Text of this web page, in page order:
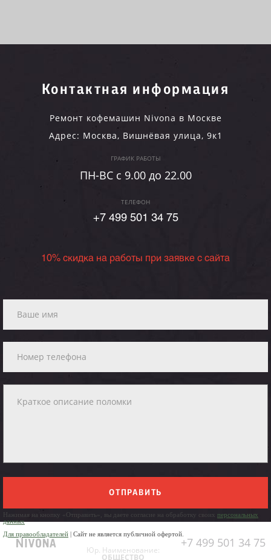
Контактная информация
Ремонт кофемашин Nivona в Москве
Адрес: Москва, Вишнёвая улица, 9к1
ГРАФИК РАБОТЫ
ПН-ВC c 9.00 до 22.00
ТЕЛЕФОН
+7 499 501 34 75
10% скидка на работы при заявке с сайта
ОТПРАВИТЬ
Нажимая на кнопку «Отправить», вы даете согласие на обработку своих персональных
данных
Для правообладателей | Сайт не является публичной офертой.
+7 499 501 34 75
Юр. Наименование:
ОБЩЕСТВО